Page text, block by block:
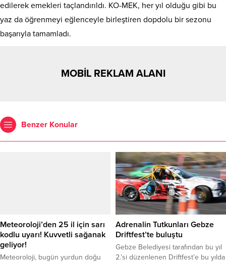
edilerek emekleri taçlandırıldı. KO-MEK, her yıl olduğu gibi bu
yaz da öğrenmeyi eğlenceyle birleştiren dopdolu bir sezonu
başarıyla tamamladı.
MOBİL REKLAM ALANI
Benzer Konular
Meteoroloji’den 25 il için sarı
kodlu uyarı! Kuvvetli sağanak
geliyor!
Meteoroloji, bugün yurdun doğu
Adrenalin Tutkunları Gebze
Driftfest’te buluştu
Gebze Belediyesi tarafından bu yıl
2.’si düzenlenen Driftfest’e bu yılda